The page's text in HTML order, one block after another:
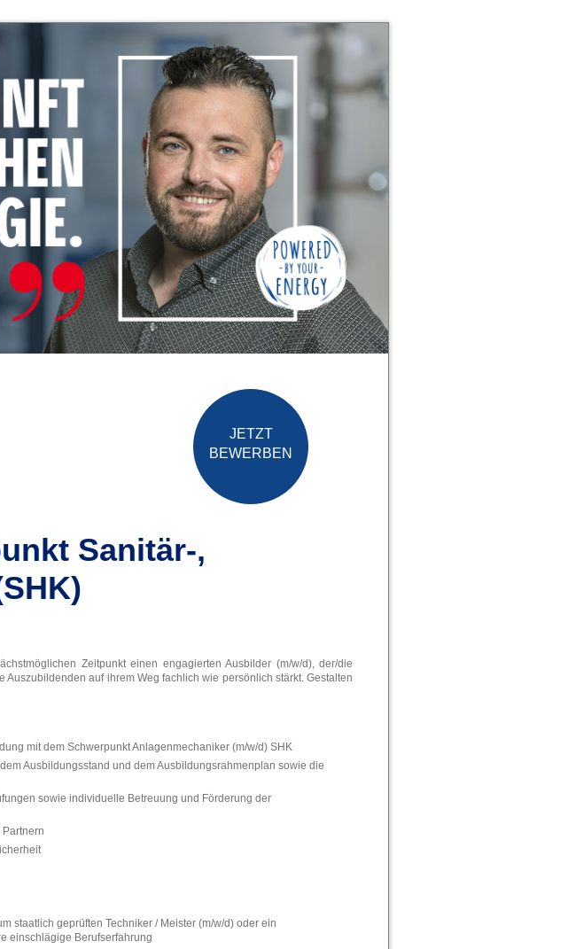
JETZT
BEWERBEN
Sanitär-,
Zeitpunkt einen engagierten Ausbilder (m/w/d), der/die
auf ihrem Weg fachlich wie persönlich stärkt. Gestalten
mit dem Schwerpunkt Anlagenmechaniker (m/w/d) SHK
Ausbildungsstand und dem Ausbildungsrahmenplan sowie die
sowie individuelle Betreuung und Förderung der
staatlich geprüften Techniker / Meister (m/w/d) oder ein
einschlägige Berufserfahrung